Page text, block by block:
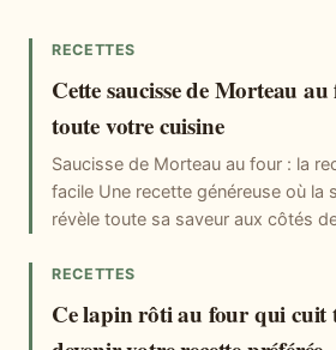
RECETTES
Cette saucisse de Morteau
toute votre cuisine
Saucisse de Morteau au four : la
facile Une recette généreuse où la
révèle toute sa saveur aux côtés
RECETTES
Ce lapin rôti au four qui cuit